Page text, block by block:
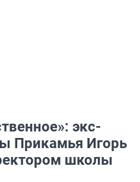
экс-
Прикамья Игорь
школы